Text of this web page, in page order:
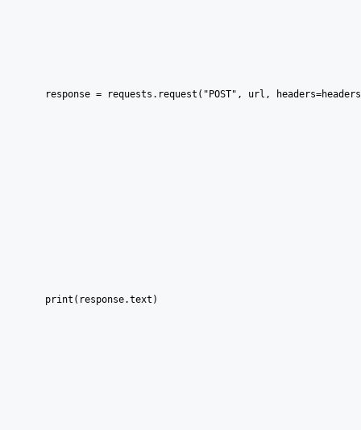
response = requests.request("POST", url,
    print(response.text)